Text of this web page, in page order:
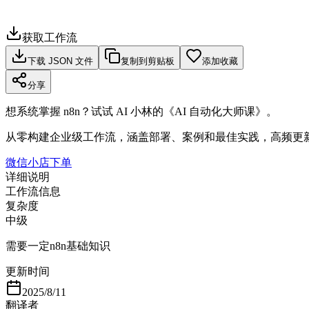
获取工作流
下载 JSON 文件 复制到剪贴板 添加收藏
分享
想系统掌握 n8n？试试 AI 小林的《AI 自动化大师课》。
从零构建企业级工作流，涵盖部署、案例和最佳实践，高频更
微信小店下单
详细说明
工作流信息
复杂度
中级
需要一定n8n基础知识
更新时间
2025/8/11
翻译者